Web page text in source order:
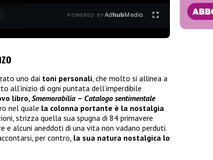
POWERED BYAdhubMedia
uno dai toni personali, che molto si allinea a
all’inizio di ogni puntata dell’imperdibile
libro,Smemorabilia – Catalogo sentimentale
nel quale la colonna portante è la nostalgia
strizza quella sua spugna di 84 primavere
alcuni aneddoti di una vita non vadano perduti.
per contro, la sua natura nostalgica lo